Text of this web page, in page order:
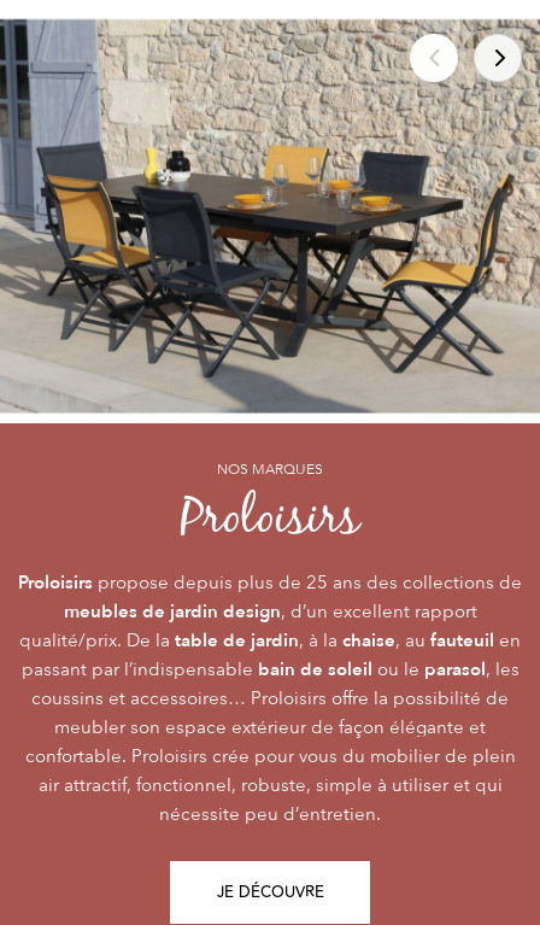
NOS MARQUES
Proloisirs
Proloisirs propose depuis plus de 25 ans des collections de
meubles de jardin design, d’un excellent rapport
qualité/prix. De la table de jardin, à la chaise, au fauteuil en
passant par l’indispensable bain de soleil ou le parasol, les
coussins et accessoires… Proloisirs offre la possibilité de
meubler son espace extérieur de façon élégante et
confortable. Proloisirs crée pour vous du mobilier de plein
air attractif, fonctionnel, robuste, simple à utiliser et qui
nécessite peu d’entretien.
JE DÉCOUVRE
NOS MARQUES
Océoby PROLOISIRS
Océocrée dumobilier Premium, pour vivre l’extérieur avec
raffinement et participer de façon inoubliable aux grandes
émotions de la vie. Le mobilier Océo, de par la qualité de
ses différents matériaux et de sa fabrication, se joue des
frontières d’usage. Voir sonextérieurcomme une pièce à
part entière nécessite du style et le soin des détails.
L’illustration Océo passe par la qualité desplateaux
Trespa® qui équipent en exclusivité de nombreusestables
de jardinpour un plaisir d’usage durable.
JE DÉCOUVRE
NOS MARQUES
Alizéby PROLOISIRS
Alizéest LA marque du mobilier de jardin contemporain
dont la conception et l’accessibilité du prixfont qu’elle
s’adresse au plus grand nombre.
Le mobilier d’extérieur Alizé apporte un souffle bien
agréable empreint de style, fonctionnalité, facilité
d’utilisation, prix, pour des instantsRepas, Salon,Détente
Alizé est créée pour bien vivre dehors, dans la joie, la
modernité, la simplicité, le plaisir d’être ensemble !
JE DÉCOUVRE